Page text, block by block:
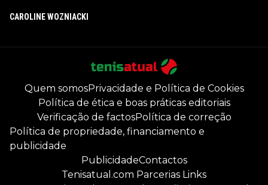
CAROLINE WOZNIACKI
Quem somosPrivacidade e Política de Cookies
Política de ética e boas práticas editoriais
Verificação de factosPolítica de correção
Política de propriedade, financiamento e
publicidade
PublicidadeContactos
Tenisatual.com Parcerias Links